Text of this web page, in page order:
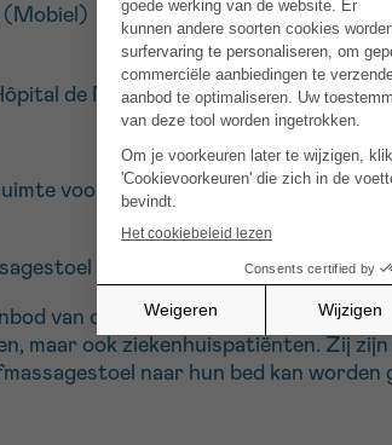
(Mobiel)
de Nivelles
voor de wellnessactiviteiten van
ter beschikking te stellen in
van ontspannende
maar ook ziekenhuispatiënten. Zij
naar hun bed kan worden